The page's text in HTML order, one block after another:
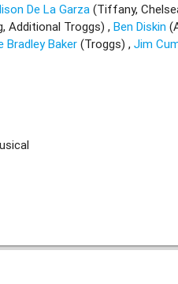
De La Garza (Tiffany,
Additional Troggs) Ben Diskin
Bradley Baker (Troggs) Jim